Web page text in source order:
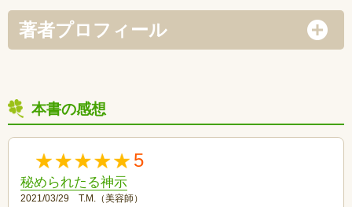
著者プロフィール
本書の感想
5
秘められたる神示
2021/03/29 T.M.（美容師）